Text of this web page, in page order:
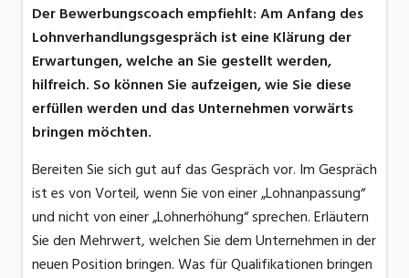
Der Bewerbungscoach empfiehlt: Am Anfang des
Lohnverhandlungsgespräch ist eine Klärung der
Erwartungen, welche an Sie gestellt werden,
hilfreich. So können Sie aufzeigen, wie Sie diese
erfüllen werden und das Unternehmen vorwärts
bringen möchten.
Bereiten Sie sich gut auf das Gespräch vor. Im Gespräch
ist es von Vorteil, wenn Sie von einer „Lohnanpassung“
und nicht von einer „Lohnerhöhung“ sprechen. Erläutern
Sie den Mehrwert, welchen Sie dem Unternehmen in der
neuen Position bringen. Was für Qualifikationen bringen